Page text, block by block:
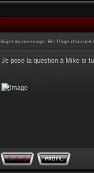
Sujet du message: Re: Page d'accueil
Je pose la question à Mike si